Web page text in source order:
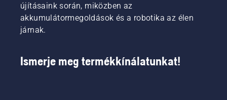
újításaink során, miközben az
akkumulátormegoldások és a robotika az élen
járnak.
Ismerje meg termékkínálatunkat!